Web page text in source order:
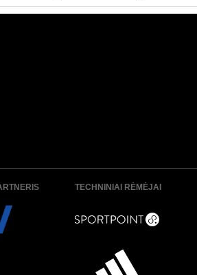
TECHNINIAI RĖMĖJAI